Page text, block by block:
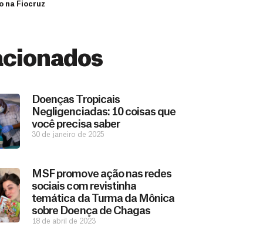
na Fiocruz
Doenças Tropicais
Negligenciadas: 10 coisas que
você precisa saber
30 de janeiro de 2025
MSF promove ação nas redes
sociais com revistinha
temática da Turma da Mônica
sobre Doença de Chagas
18 de abril de 2023